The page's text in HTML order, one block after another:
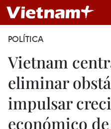
POLÍTICA
Vietnam
eliminar
impulsar
económico